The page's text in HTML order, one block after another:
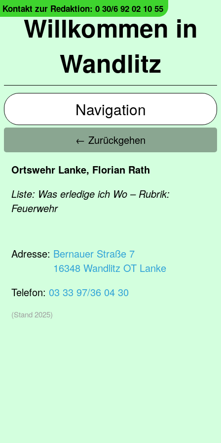
Willkommen in
Wandlitz
Kontakt zur Redaktion: 0 30/6 92 02 10 55
Navigation
← Zurückgehen
Ortswehr Lanke, Florian Rath
Liste: Was erledige ich Wo – Rubrik:
Feuerwehr
Adresse: Bernauer Straße 7
16348 Wandlitz OT Lanke
Telefon: 03 33 97/36 04 30
(Stand 2025)